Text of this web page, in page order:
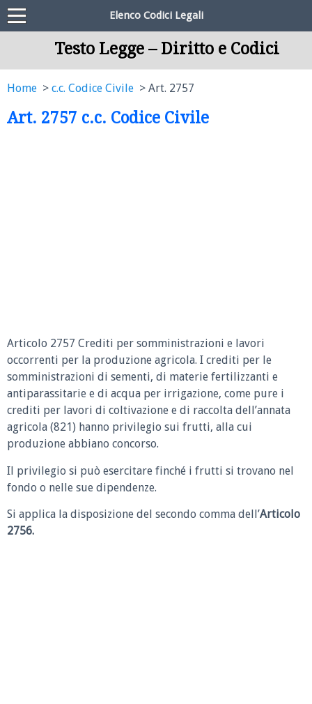
Elenco Codici Legali
Testo Legge – Diritto e Codici
Home c.c. Codice Civile Art. 2757
Art. 2757 c.c. Codice Civile
Articolo 2757 Crediti per somministrazioni e lavori
occorrenti per la produzione agricola. I crediti per le
somministrazioni di sementi, di materie fertilizzanti e
antiparassitarie e di acqua per irrigazione, come pure i
crediti per lavori di coltivazione e di raccolta dell’annata
agricola (821) hanno privilegio sui frutti, alla cui
produzione abbiano concorso.
Il privilegio si può esercitare finché i frutti si trovano nel
fondo o nelle sue dipendenze.
Si applica la disposizione del secondo comma dell’Articolo
2756.